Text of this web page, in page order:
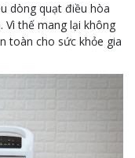
dòng quạt điều hòa
Vì thế mang lại không
toàn cho sức khỏe gia